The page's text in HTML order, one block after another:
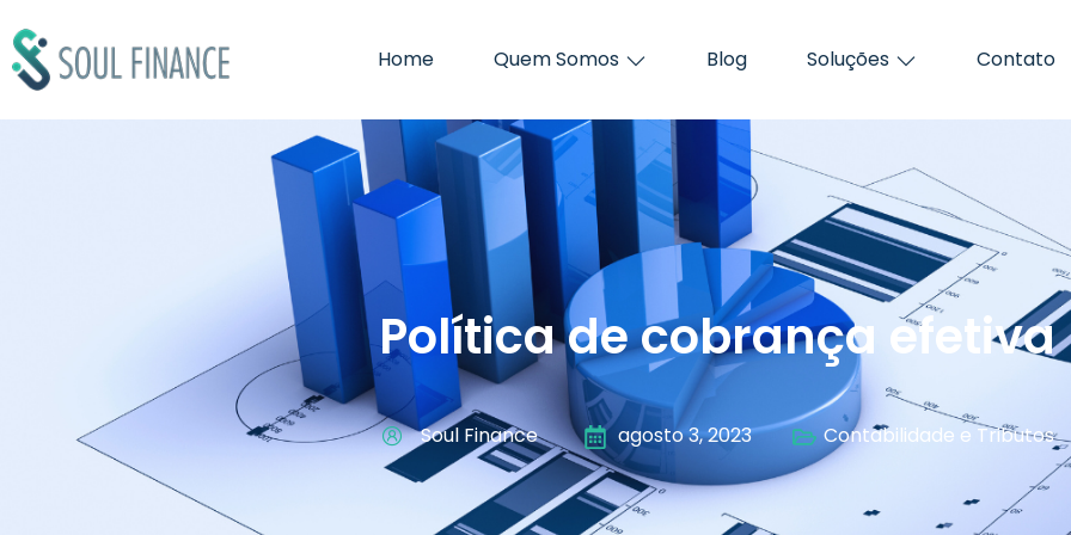
Home Quem Somos Blog Soluções Contato
Política de cobrança efetiva
Soul Finance agosto 3, 2023 Contabilidade e Tributos